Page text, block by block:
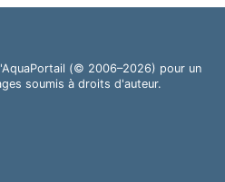
(© 2006–2026) pour un
soumis à droits d'auteur.